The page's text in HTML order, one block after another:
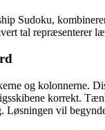
Sudoku,
tal repræsenterer
og kolonnerne.
korrekt.
vil